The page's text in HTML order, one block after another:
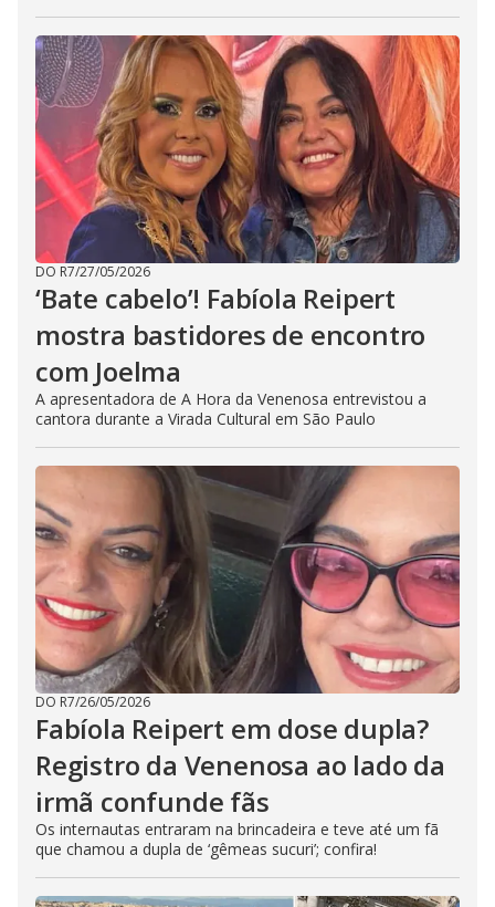
DO R7/27/05/2026
‘Bate cabelo’! Fabíola Reipert
mostra bastidores de encontro
com Joelma
A apresentadora de A Hora da Venenosa entrevistou a
cantora durante a Virada Cultural em São Paulo
DO R7/26/05/2026
Fabíola Reipert em dose dupla?
Registro da Venenosa ao lado da
irmã confunde fãs
Os internautas entraram na brincadeira e teve até um fã
que chamou a dupla de ‘gêmeas sucuri’; confira!